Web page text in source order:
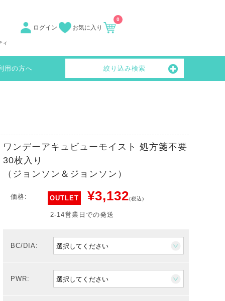
ィ
ログイン お気に入り
0
用の方へ 絞り込み検索
ワンデーアキュビューモイスト 処方箋不要
30枚入り
（ジョンソン＆ジョンソン）
価格: OUTLET ¥3,132(税込)
2-14営業日での発送
BC/DIA:
PWR: